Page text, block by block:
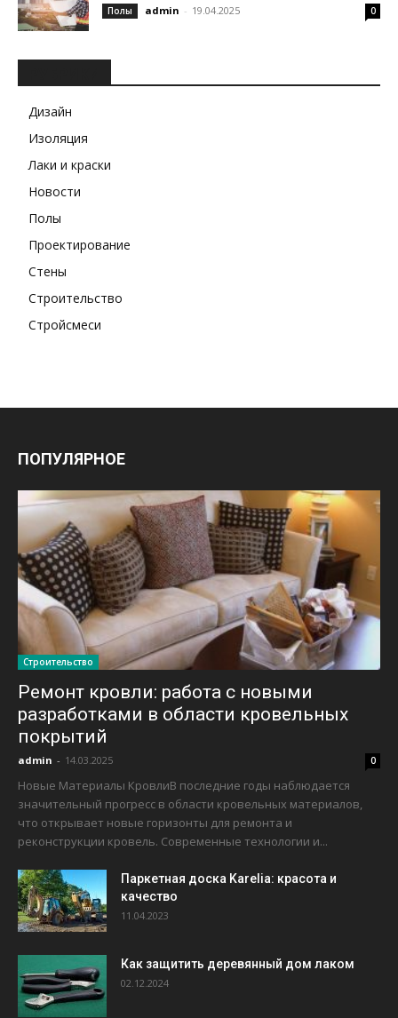
Полы admin - 19.04.2025 0
Дизайн
Изоляция
Лаки и краски
Новости
Полы
Проектирование
Стены
Строительство
Стройсмеси
ПОПУЛЯРНОЕ
Строительство
Ремонт кровли: работа с новыми
разработками в области кровельных
покрытий
admin - 14.03.2025 0
Новые Материалы КровлиВ последние годы наблюдается
значительный прогресс в области кровельных материалов,
что открывает новые горизонты для ремонта и
реконструкции кровель. Современные технологии и...
Паркетная доска Karelia: красота и
качество
11.04.2023
Как защитить деревянный дом лаком
02.12.2024